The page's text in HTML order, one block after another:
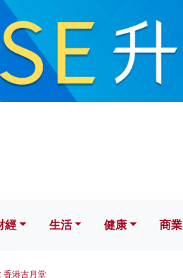
生活 健康
經 生活 健康 商業
香港古月堂